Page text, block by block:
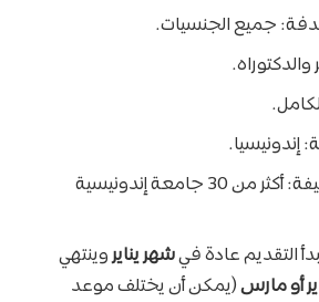
جميع الجنسيات.
إندونيسيا.
الجامعة المستضيفة: أكثر من 30 جامعة إندونيسية
التقديم عادة فيشهر ينايروينتهي
أو مارس(يمكن أن يختلف موعد